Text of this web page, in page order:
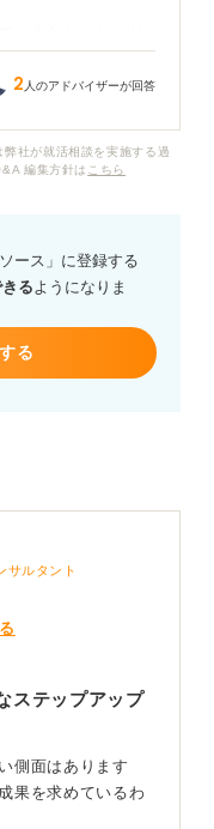
いきなりバリバリ
伸びをして入社
具体的な意味や、
トに確認する方法
2 人のアドバイザーが回答
社が就活相談を実施する過
編集方針は こちら
ース」に登録する
るようになりま
る
サルタント
ステップアップ
側面はあります
果を求めているわ